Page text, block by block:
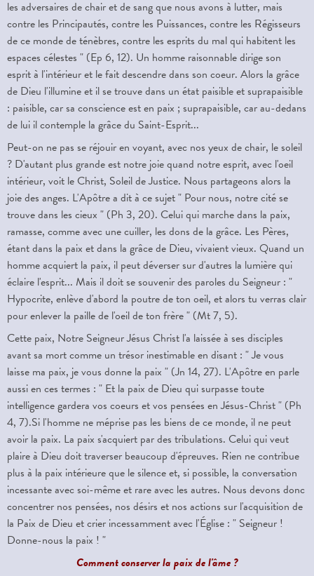
les adversaires de chair et de sang que nous avons à lutter, mais
contre les Principautés, contre les Puissances, contre les Régisseurs
de ce monde de ténèbres, contre les esprits du mal qui habitent les
espaces célestes " (Ep 6, 12). Un homme raisonnable dirige son
esprit à l'intérieur et le fait descendre dans son coeur. Alors la grâce
de Dieu l'illumine et il se trouve dans un état paisible et suprapaisible
: paisible, car sa conscience est en paix ; suprapaisible, car au-dedans
de lui il contemple la grâce du Saint-Esprit...
Peut-on ne pas se réjouir en voyant, avec nos yeux de chair, le soleil
? D'autant plus grande est notre joie quand notre esprit, avec l'oeil
intérieur, voit le Christ, Soleil de Justice. Nous partageons alors la
joie des anges. L'Apôtre a dit à ce sujet " Pour nous, notre cité se
trouve dans les cieux " (Ph 3, 20). Celui qui marche dans la paix,
ramasse, comme avec une cuiller, les dons de la grâce. Les Pères,
étant dans la paix et dans la grâce de Dieu, vivaient vieux. Quand un
homme acquiert la paix, il peut déverser sur d'autres la lumière qui
éclaire l'esprit... Mais il doit se souvenir des paroles du Seigneur : "
Hypocrite, enlève d'abord la poutre de ton oeil, et alors tu verras clair
pour enlever la paille de l'oeil de ton frère " (Mt 7, 5).
Cette paix, Notre Seigneur Jésus Christ l'a laissée à ses disciples
avant sa mort comme un trésor inestimable en disant : " Je vous
laisse ma paix, je vous donne la paix " (Jn 14, 27). L'Apôtre en parle
aussi en ces termes : " Et la paix de Dieu qui surpasse toute
intelligence gardera vos coeurs et vos pensées en Jésus-Christ " (Ph
4, 7).Si l'homme ne méprise pas les biens de ce monde, il ne peut
avoir la paix. La paix s'acquiert par des tribulations. Celui qui veut
plaire à Dieu doit traverser beaucoup d'épreuves. Rien ne contribue
plus à la paix intérieure que le silence et, si possible, la conversation
incessante avec soi-même et rare avec les autres. Nous devons donc
concentrer nos pensées, nos désirs et nos actions sur l'acquisition de
la Paix de Dieu et crier incessamment avec l'Église : " Seigneur !
Donne-nous la paix ! "
Comment conserver la paix de l'âme ?